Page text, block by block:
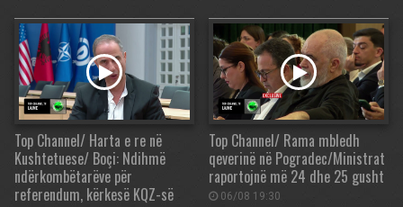
Top Channel/ Harta e re në
Kushtetuese/ Boçi: Ndihmë
ndërkombëtarëve për
referendum, kërkesë KQZ-së
Top Channel/ Rama mbledh
qeverinë në Pogradec/Ministrat
raportojnë më 24 dhe 25 gusht
06/08 19:30